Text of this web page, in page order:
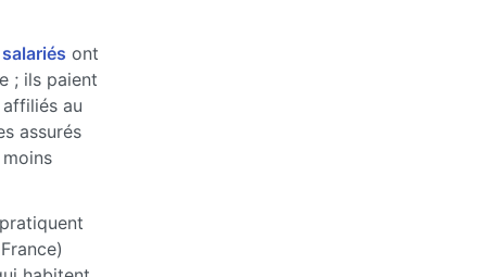
ont
; ils paient
au
assurés